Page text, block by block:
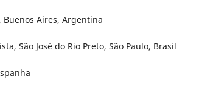
Buenos Aires, Argentina
São José do Rio Preto, São Paulo, Brasil